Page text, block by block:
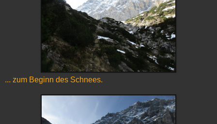
... zum Beginn des Schnees.